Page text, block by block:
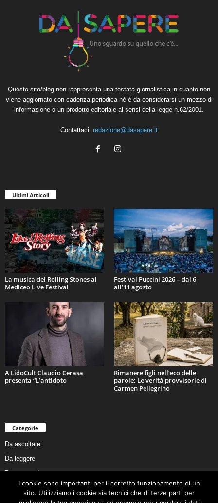
Questo sito/blog non rappresenta una testata giornalistica in quanto non
viene aggiornato con cadenza periodica né è da considerarsi un mezzo di
informazione o un prodotto editoriale ai sensi della legge n.62/2001.
Contattaci: redazione@dasapere.it
Ultimi Articoli
La musica dei Rolling Stones al
Mediceo Live Festival
Festival Puccini 2026 – dal 6
all’11 agosto
A LidoCult Claudio Cerasa
presenta “L’antidoto
Rimanere figli nell’eco delle
parole: Le verità provvisorie di
Carmen Pellegrino
Categorie
Da ascoltare
Da leggere
Da non perdere
Da conoscere
I cookie sono importanti per il corretto funzionamento di un
sito. Utilizziamo i cookie sia tecnici che di terze parti per